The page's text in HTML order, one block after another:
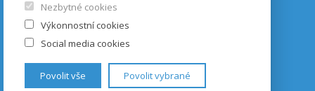
a žurnalistiky
Fakulta sociálních věd UK
Smetanovo nábřeží 6
110 01 Praha 1
Nezbytné cookies
Výkonnostní cookies
Social media cookies
Povolit vše Povolit vybrané